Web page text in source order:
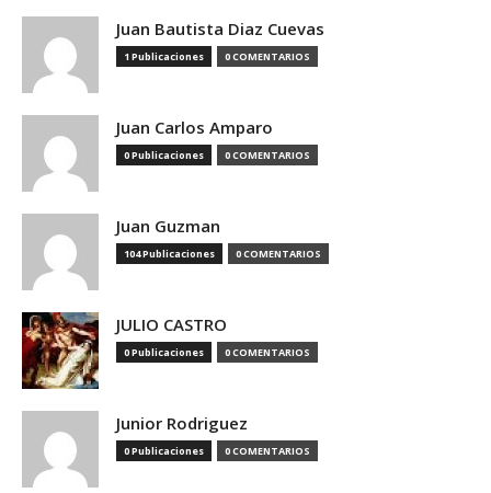
Juan Bautista Diaz Cuevas
1 Publicaciones 0 COMENTARIOS
Juan Carlos Amparo
0 Publicaciones 0 COMENTARIOS
Juan Guzman
104 Publicaciones 0 COMENTARIOS
JULIO CASTRO
0 Publicaciones 0 COMENTARIOS
Junior Rodriguez
0 Publicaciones 0 COMENTARIOS